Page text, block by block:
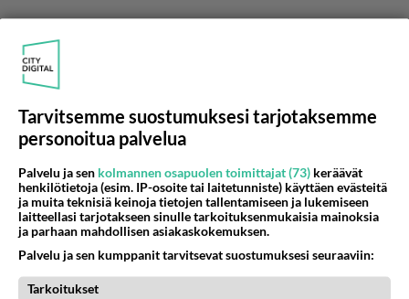
Tarvitsemme suostumuksesi tarjotaksemme
personoitua palvelua
Palvelu ja sen kolmannen osapuolen toimittajat (73) keräävät
henkilötietoja (esim. IP-osoite tai laitetunniste) käyttäen evästeitä
ja muita teknisiä keinoja tietojen tallentamiseen ja lukemiseen
laitteellasi tarjotakseen sinulle tarkoituksenmukaisia mainoksia
ja parhaan mahdollisen asiakaskokemuksen.
Palvelu ja sen kumppanit tarvitsevat suostumuksesi seuraaviin:
Tarkoitukset